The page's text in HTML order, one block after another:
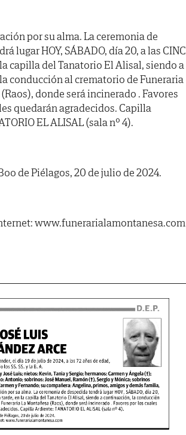
por su alma. La ceremonia de
lugar HOY, SÁBADO, día 20, a las
capilla del Tanatorio El Alisal, siendo a
conducción al crematorio de Funeraria
donde será incinerado . Favores
quedarán agradecidos. Capilla
EL ALISAL (sala nº 4).
de Piélagos, 20 de julio de 2024.
www.funerarialamontanesa.com